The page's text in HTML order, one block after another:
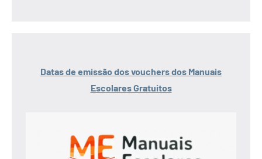
Datas de emissão dos vouchers dos Manuais
Escolares Gratuitos